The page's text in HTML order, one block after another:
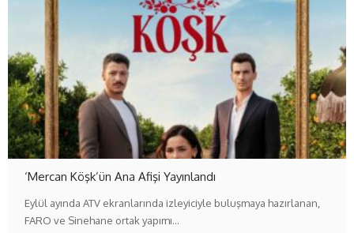
‘Mercan Köşk’ün Ana Afişi Yayınlandı
Eylül ayında ATV ekranlarında izleyiciyle buluşmaya hazırlanan,
FARO ve Sinehane ortak yapımı…